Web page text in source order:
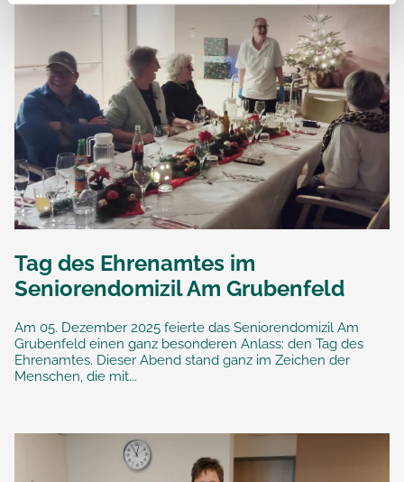
Tag des Ehrenamtes im
Seniorendomizil Am Grubenfeld
Am 05. Dezember 2025 feierte das Seniorendomizil Am
Grubenfeld einen ganz besonderen Anlass: den Tag des
Ehrenamtes. Dieser Abend stand ganz im Zeichen der
Menschen, die mit...